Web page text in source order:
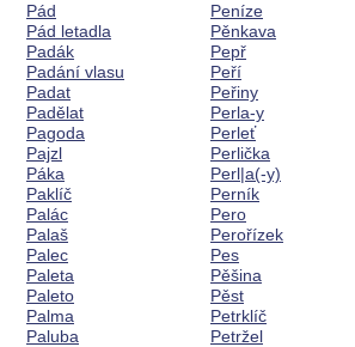
Pád
Pád letadla
Padák
Padání vlasu
Padat
Padělat
Pagoda
Pajzl
Páka
Paklíč
Palác
Palaš
Palec
Paleta
Paleto
Palma
Paluba
Peníze
Pěnkava
Pepř
Peří
Peřiny
Perla-y
Perleť
Perlička
Perl|a(-y)
Perník
Pero
Perořízek
Pes
Pěšina
Pěst
Petrklíč
Petržel